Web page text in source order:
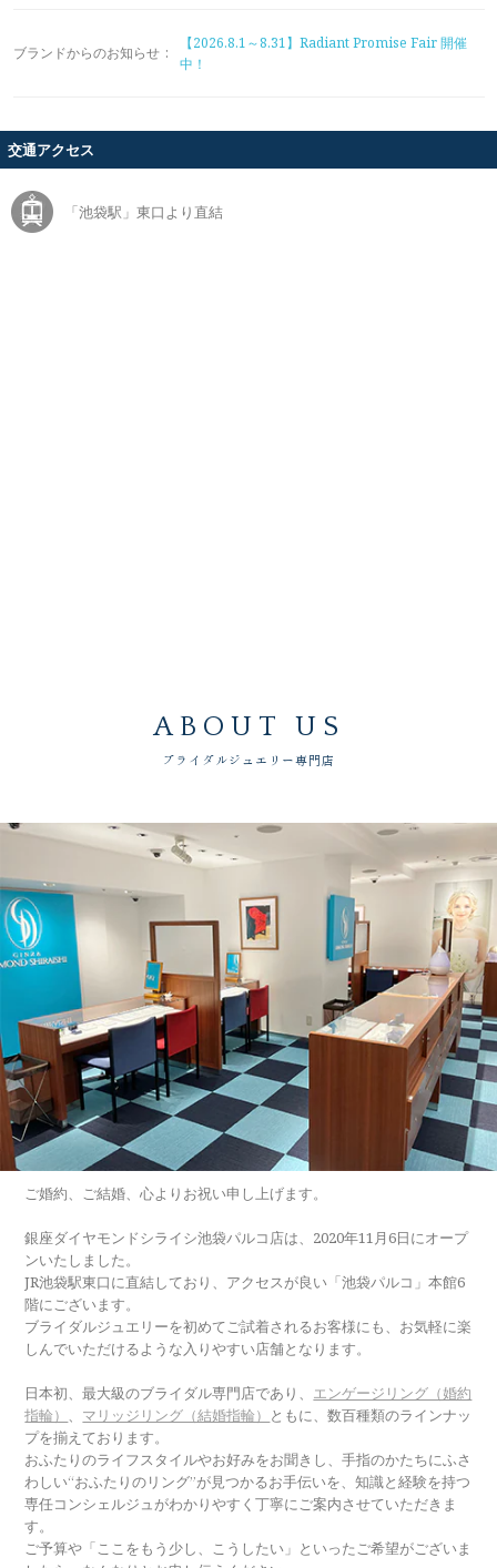
ブランドからのお知らせ :
【2026.8.1～8.31】Radiant Promise Fair 開催
中！
交通アクセス
「池袋駅」東口より直結
ABOUT US
ブライダルジュエリー専門店
ご婚約、ご結婚、心よりお祝い申し上げます。
銀座ダイヤモンドシライシ池袋パルコ店は、2020年11月6日にオープ
ンいたしました。
JR池袋駅東口に直結しており、アクセスが良い「池袋パルコ」本館6
階にございます。
ブライダルジュエリーを初めてご試着されるお客様にも、お気軽に楽
しんでいただけるような入りやすい店舗となります。
日本初、最大級のブライダル専門店であり、 エンゲージリング（婚約
指輪） 、 マリッジリング（結婚指輪） ともに、数百種類のラインナッ
プを揃えております。
おふたりのライフスタイルやお好みをお聞きし、手指のかたちにふさ
わしい“おふたりのリング”が見つかるお手伝いを、知識と経験を持つ
専任コンシェルジュがわかりやすく丁寧にご案内させていただきま
す。
ご予算や「ここをもう少し、こうしたい」といったご希望がございま